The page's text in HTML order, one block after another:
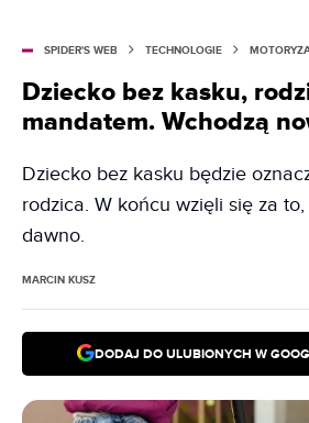
SPIDER'S WEB TECHNOLOGIE
Dziecko bez kasku,
mandatem. Wchodzą
Dziecko bez kasku będzie
rodzica. W końcu wzięli się za
dawno.
MARCIN KUSZ
DODAJ DO ULUBIONYCH W